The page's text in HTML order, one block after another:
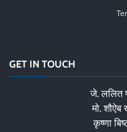
GET IN TOUCH
जे. ललित
मो. शौऐब
कृष्णा